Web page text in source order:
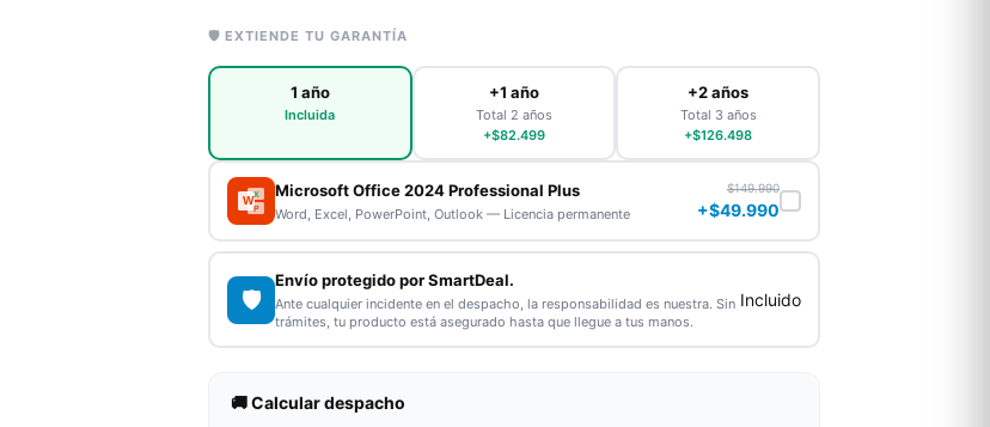
🛡️ EXTIENDE TU GARANTÍA
1 año
Incluida
+1 año
Total 2 años
+$82.499
+2 años
Total 3 años
+$126.498
WX
P
Microsoft Office 2024 Professional Plus
Word, Excel, PowerPoint, Outlook — Licencia permanente
$149.990
+$49.990
🛡️
Envío protegido por SmartDeal.
Ante cualquier incidente en el despacho, la responsabilidad es nuestra. Sin
trámites, tu producto está asegurado hasta que llegue a tus manos.
Incluido
🚚 Calcular despacho